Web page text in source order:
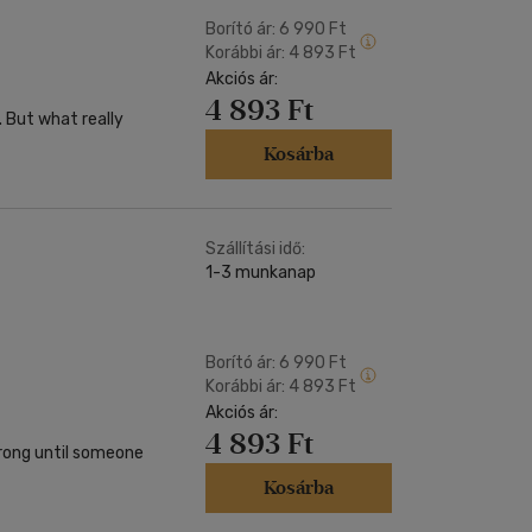
But what really
Borító ár: 6 990 Ft
Korábbi ár: 4 893 Ft
Akciós ár:
4 893 Ft
Kosárba
until someone
Szállítási idő:
1-3 munkanap
Borító ár: 6 990 Ft
Korábbi ár: 4 893 Ft
Akciós ár:
4 893 Ft
Kosárba